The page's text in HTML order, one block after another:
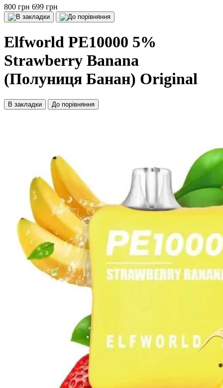
800 грн 699 грн
Elfworld PE10000 5%
Strawberry Banana
(Полуниця Банан) Original
В закладки До порівняння